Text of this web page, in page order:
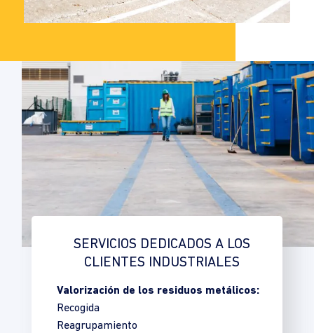
SERVICIOS DEDICADOS A LOS
CLIENTES INDUSTRIALES
Valorización de los residuos metálicos:
Recogida
Reagrupamiento